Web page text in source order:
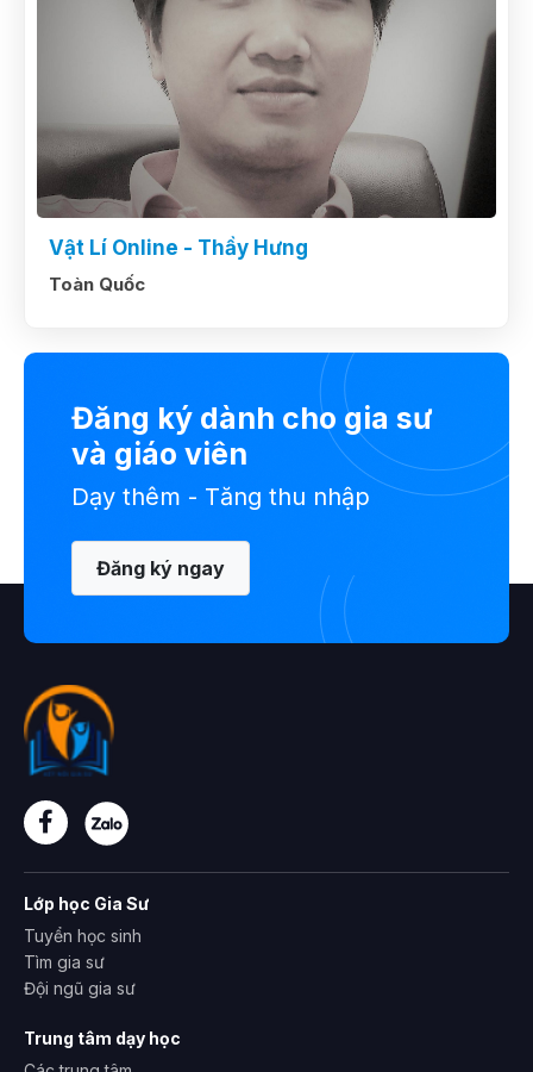
Vật Lí Online - Thầy Hưng
Toàn Quốc
Đăng ký dành cho gia sư
và giáo viên
Dạy thêm - Tăng thu nhập
Đăng ký ngay
Lớp học Gia Sư
Tuyển học sinh
Tìm gia sư
Đội ngũ gia sư
Trung tâm dạy học